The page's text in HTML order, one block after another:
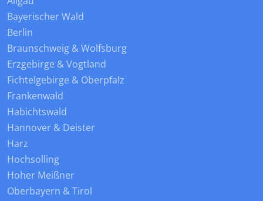
Bayerischer Wald
Berlin
Braunschweig & Wolfsburg
Erzgebirge & Vogtland
Fichtelgebirge & Oberpfalz
Frankenwald
Habichtswald
Hannover & Deister
Harz
Hochsolling
Hoher Meißner
Oberbayern & Tirol